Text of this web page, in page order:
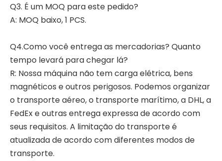
Q3. É um MOQ para este pedido?
A: MOQ baixo, 1 PCS.
Q4.Como você entrega as mercadorias? Quanto
tempo levará para chegar lá?
R: Nossa máquina não tem carga elétrica, bens
magnéticos e outros perigosos. Podemos organizar
o transporte aéreo, o transporte marítimo, a DHL, a
FedEx e outras entrega expressa de acordo com
seus requisitos. A limitação do transporte é
atualizada de acordo com diferentes modos de
transporte.